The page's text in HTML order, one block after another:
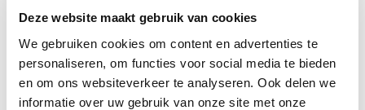
Deze website maakt gebruik van cookies
We gebruiken cookies om content en advertenties te
personaliseren, om functies voor social media te bieden
en om ons websiteverkeer te analyseren. Ook delen we
informatie over uw gebruik van onze site met onze